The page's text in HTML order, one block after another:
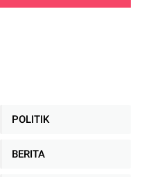
POLITIK
BERITA